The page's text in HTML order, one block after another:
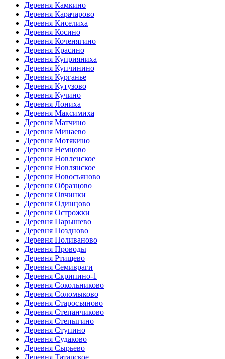
Деревня Камкино
Деревня Карачарово
Деревня Киселиха
Деревня Косино
Деревня Коченягино
Деревня Красино
Деревня Куприяниха
Деревня Купчинино
Деревня Курганье
Деревня Кутузово
Деревня Кучино
Деревня Лониха
Деревня Максимиха
Деревня Матчино
Деревня Минаево
Деревня Мотякино
Деревня Немцово
Деревня Новленское
Деревня Новлянское
Деревня Новосъяново
Деревня Образцово
Деревня Овчинки
Деревня Одинцово
Деревня Острожки
Деревня Парышево
Деревня Поздново
Деревня Поливаново
Деревня Проводы
Деревня Ртищево
Деревня Семивраги
Деревня Скрипино-1
Деревня Сокольниково
Деревня Соломыково
Деревня Старосъяново
Деревня Степанчиково
Деревня Степыгино
Деревня Ступино
Деревня Судаково
Деревня Сырьево
Деревня Татарское